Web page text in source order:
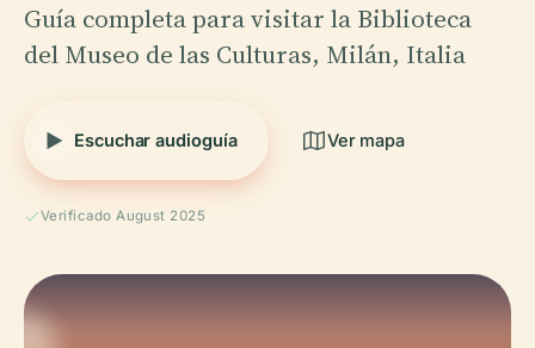
Guía completa para visitar la Biblioteca
del Museo de las Culturas, Milán, Italia
Escuchar audioguía Ver mapa
Verificado August 2025